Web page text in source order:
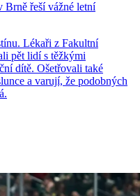
Brně řeší vážné letní
Lékaři z Fakultní
pět lidí s těžkými
dítě. Ošetřovali také
a varují, že podobných